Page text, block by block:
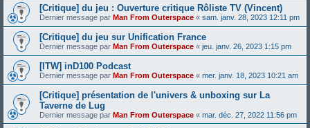
[Critique] du jeu : Ouverture critique Rôliste TV (Vincent)
Dernier message par Man From Outerspace « sam. janv. 28, 2023 12:11 pm
[Critique] du jeu sur Unification France
Dernier message par Man From Outerspace « jeu. janv. 26, 2023 1:15 pm
[ITW] inD100 Podcast
Dernier message par Man From Outerspace « mer. janv. 18, 2023 10:21 am
[Critique] présentation de l'univers & unboxing sur La
Taverne de Lug
Dernier message par Man From Outerspace « mar. déc. 27, 2022 11:56 pm